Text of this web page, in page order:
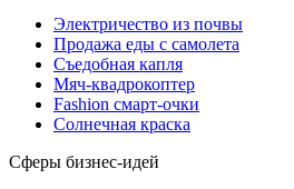
Электричество из почвы
Продажа еды с самолета
Съедобная капля
Мяч-квадрокоптер
Fashion смарт-очки
Солнечная краска
Сферы бизнес-идей